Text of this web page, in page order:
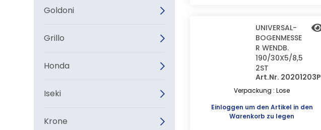
Goldoni
Grillo
Honda
Iseki
Krone
UNIVERSAL-
BOGENMESSE
R WENDB.
190/30X5/8,5
2ST
Art.Nr. 20201203P
Verpackung : Lose
Einloggen um den Artikel in den
Warenkorb zu legen